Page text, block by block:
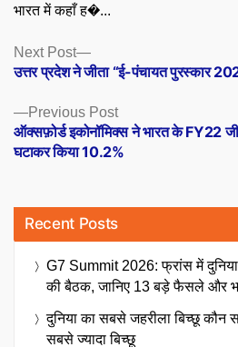
भारत में कहाँ ह�...
Posts
navigation
Previous PostPrevious
post:
ऑक्सफ़ोर्ड इकोनॉमिक्स ने भारत के FY22
घटाकर किया 10.2%
Next Post
Next
post:
उत्तर प्रदेश ने जीता “ई-पंचायत पुरस्कार
Recent Posts
G7 Summit 2026: फ्रांस में
की बैठक, जानिए 13 बड़े फैसले और
दुनिया का सबसे जहरीला बिच्छू कौन
सबसे ज्यादा बिच्छू